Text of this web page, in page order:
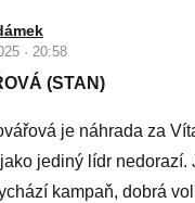
· 20:58
(STAN)
je náhrada za
jediný lídr nedorazí.
kampaň, dobrá